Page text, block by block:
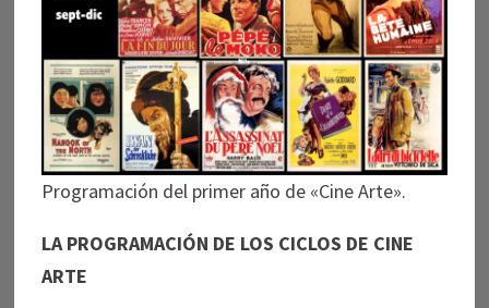
Programación del primer año de «Cine Arte».
LA PROGRAMACIÓN DE LOS CICLOS DE CINE
ARTE